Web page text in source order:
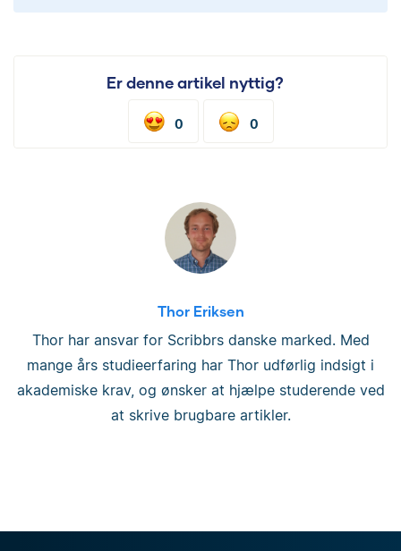
Er denne artikel nyttig?
0 0
Thor Eriksen
Thor har ansvar for Scribbrs danske marked. Med
mange års studieerfaring har Thor udførlig indsigt i
akademiske krav, og ønsker at hjælpe studerende ved
at skrive brugbare artikler.